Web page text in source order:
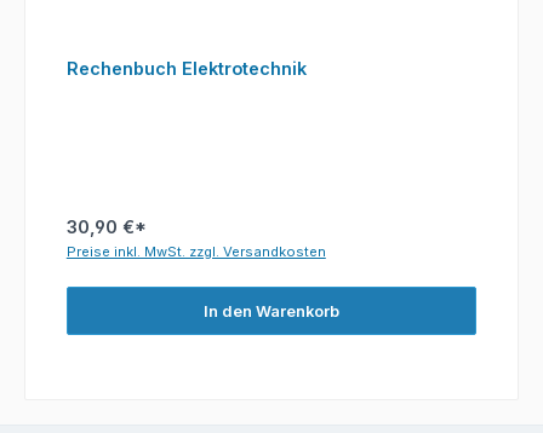
Rechenbuch Elektrotechnik
30,90 €*
Preise inkl. MwSt. zzgl. Versandkosten
In den Warenkorb